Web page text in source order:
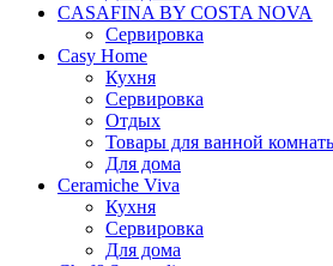
CASAFINA BY COSTA NOVA
Сервировка
Casy Home
Кухня
Сервировка
Отдых
Товары для ванной
Для дома
Ceramiche Viva
Кухня
Сервировка
Для дома